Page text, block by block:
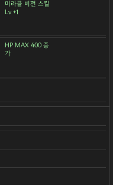
미라클 비전 스킬
Lv +1
HP MAX 400 증
가